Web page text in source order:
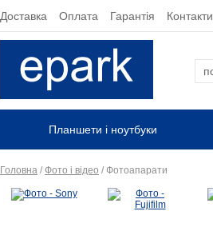
Доставка Оплата Гарантія Контакти
Планшети і ноутбуки
Головна / Фото і відео / Фотоапарати